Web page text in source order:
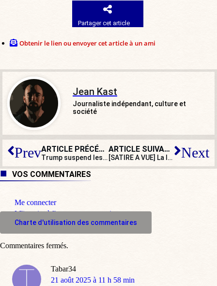
Partager cet article
Obtenir le lien ou envoyer cet article à un ami
Jean Kast
Journaliste indépendant, culture et
société
Prev ARTICLE PRÉCÉDENT
Trump suspend les visas aux Gazaouis, la France les accueille sans réserves
ARTICLE SUIVANT
[SATIRE A VUE] La lutte contre le refroidissement des automobilistes bien engagée Next
VOS COMMENTAIRES
Me connecter
M'inscrire à l'espace commentaire
Charte d'utilisation des commentaires
Tabar34
dit
21 août 2025 à 11 h 58 min
Commentaires fermés.